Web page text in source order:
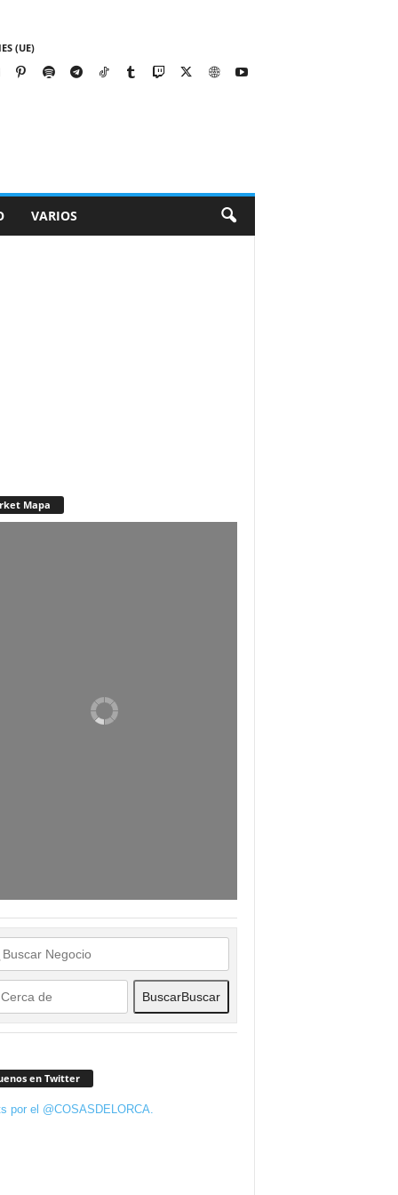
(UE)
VARIOS
Mapa
BuscarBuscar
en Twitter
por el @COSASDELORCA.